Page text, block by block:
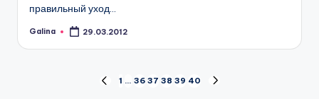
правильный уход…
Запись
Galina 29.03.2012
Пагинация
ПРЕД.
1 … 36 37 38 39 40